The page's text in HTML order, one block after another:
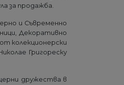
за продажба.
и Съвременно
Декоративно
колекционерски
Григореску
дружества в